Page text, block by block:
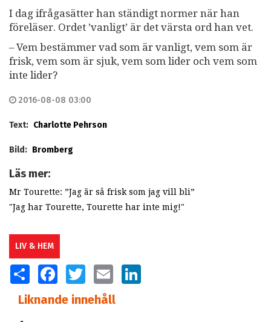
I dag ifrågasätter han ständigt normer när han
föreläser. Ordet ’vanligt’ är det värsta ord han vet.
– Vem bestämmer vad som är vanligt, vem som är
frisk, vem som är sjuk, vem som lider och vem som
inte lider?
2016-08-08 03:00
Text: Charlotte Pehrson
Bild: Bromberg
Läs mer:
Mr Tourette: ”Jag är så frisk som jag vill bli”
"Jag har Tourette, Tourette har inte mig!"
LIV & HEM
SHARE FACEBOOKTWITTER EMAIL
Liknande innehåll